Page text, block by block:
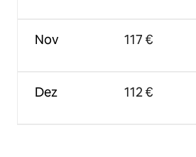
Nov
Dez
117 €
112 €